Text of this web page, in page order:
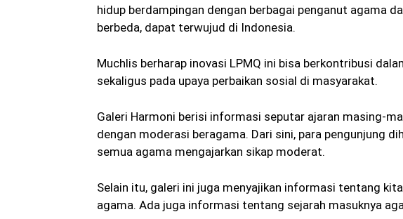
hidup berdampingan dengan berbagai penganut agama
berbeda, dapat terwujud di Indonesia.
Muchlis berharap inovasi LPMQ ini bisa berkontribusi
sekaligus pada upaya perbaikan sosial di masyarakat.
Galeri Harmoni berisi informasi seputar ajaran masing-
dengan moderasi beragama. Dari sini, para pengunjung
semua agama mengajarkan sikap moderat.
Selain itu, galeri ini juga menyajikan informasi tentang
agama. Ada juga informasi tentang sejarah masuknya